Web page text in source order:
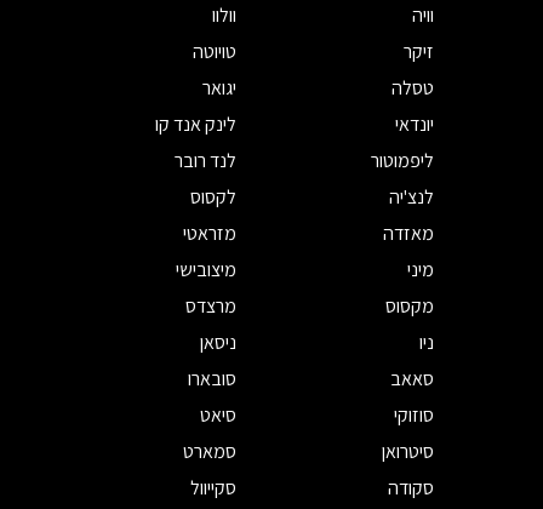
וויה
וולוו
זיקר
טויוטה
טסלה
יגואר
יונדאי
לינק אנד קו
ליפמוטור
לנד רובר
לנצ'יה
לקסוס
מאזדה
מזראטי
מיני
מיצובישי
מקסוס
מרצדס
ניו
ניסאן
סאאב
סובארו
סוזוקי
סיאט
סיטרואן
סמארט
סקודה
סקייוול